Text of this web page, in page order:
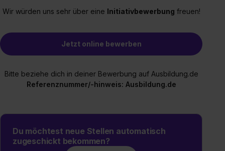
Wir würden uns sehr über eine Initiativbewerbung freuen!
Jetzt online bewerben
Bitte beziehe dich in deiner Bewerbung auf Ausbildung.de
Referenznummer/-hinweis: Ausbildung.de
Du möchtest neue Stellen automatisch
zugeschickt bekommen?